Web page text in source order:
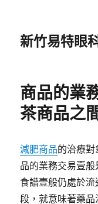
新竹易特眼
商品的業
茶商品之
減肥商品的治療
品的業務交易壹
食譜壹般仍處於
段，就意味著藥